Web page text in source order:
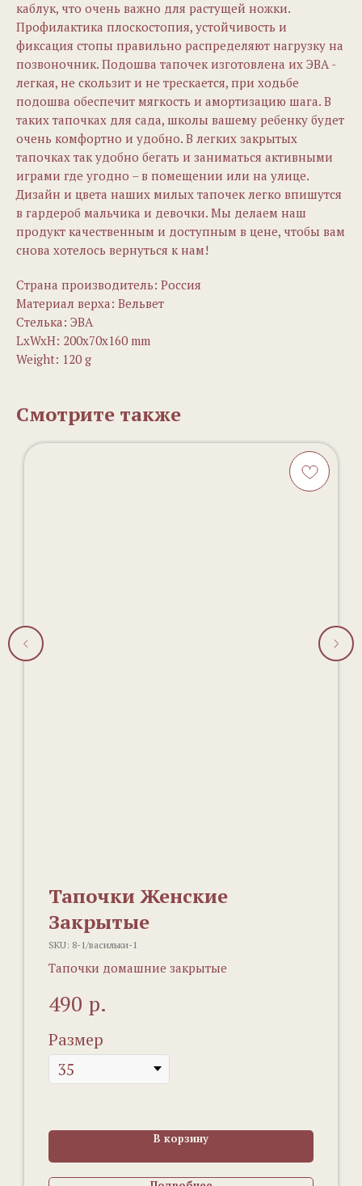
каблук, что очень важно для растущей ножки.
Профилактика плоскостопия, устойчивость и
фиксация стопы правильно распределяют нагрузку на
позвоночник. Подошва тапочек изготовлена их ЭВА -
легкая, не скользит и не трескается, при ходьбе
подошва обеспечит мягкость и амортизацию шага. В
таких тапочках для сада, школы вашему ребенку будет
очень комфортно и удобно. В легких закрытых
тапочках так удобно бегать и заниматься активными
играми где угодно – в помещении или на улице.
Дизайн и цвета наших милых тапочек легко впишутся
в гардероб мальчика и девочки. Мы делаем наш
продукт качественным и доступным в цене, чтобы вам
снова хотелось вернуться к нам!
Страна производитель: Россия
Материал верха: Вельвет
Стелька: ЭВА
LxWxH: 200x70x160 mm
Weight: 120 g
Смотрите также
Тапочки Женские
Закрытые
SKU: 8-1/васильки-1
Тапочки домашние закрытые
490 р.
Размер
В корзину